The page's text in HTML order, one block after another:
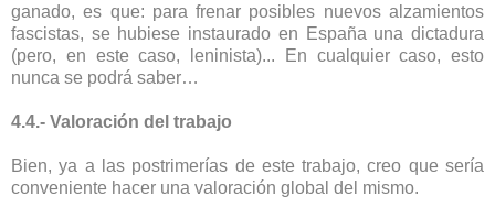
ganado, es que: para frenar posibles nuevos alzamientos
fascistas, se hubiese instaurado en España una dictadura
(pero, en este caso, leninista)... En cualquier caso, esto
nunca se podrá saber…
4.4.- Valoración del trabajo
Bien, ya a las postrimerías de este trabajo, creo que sería
conveniente hacer una valoración global del mismo.